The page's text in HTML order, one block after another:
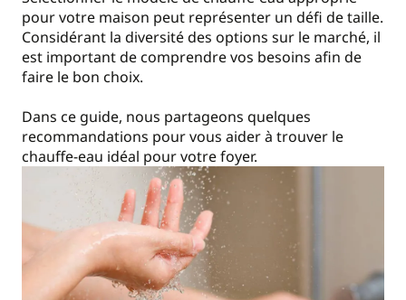
pour votre maison peut représenter un défi de taille.
Considérant la diversité des options sur le marché, il
est important de comprendre vos besoins afin de
faire le bon choix.
Dans ce guide, nous partageons quelques
recommandations pour vous aider à trouver le
chauffe-eau idéal pour votre foyer.